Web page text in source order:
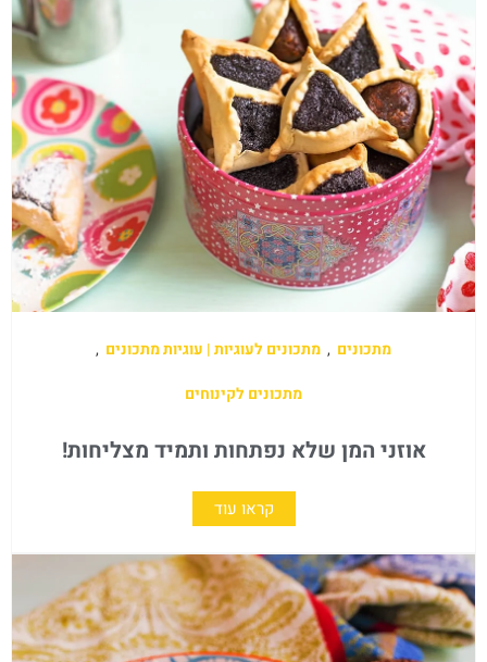
מתכונים , מתכונים לעוגיות | עוגיות מתכונים ,
מתכונים לקינוחים
אוזני המן שלא נפתחות ותמיד מצליחות!
קראו עוד